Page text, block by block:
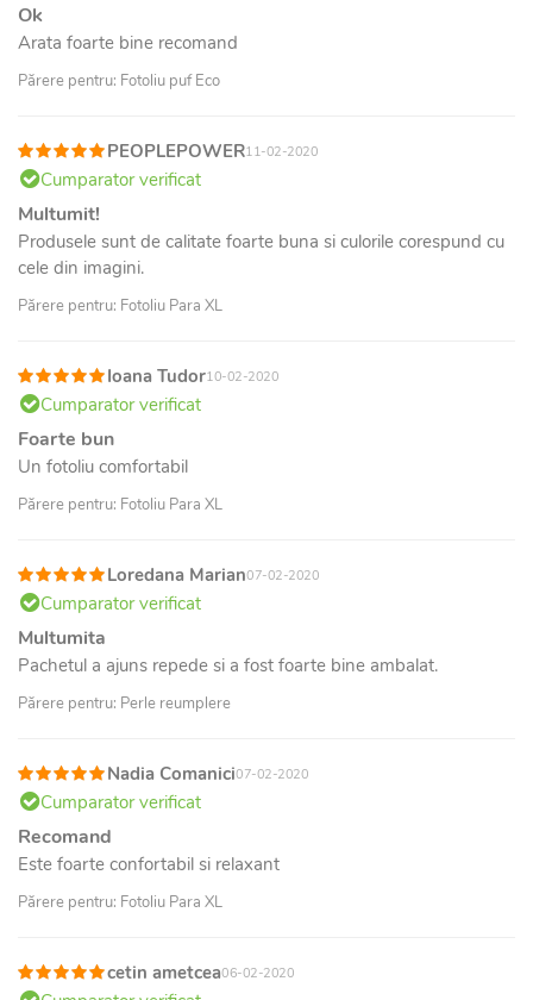
Ok
Arata foarte bine recomand
Părere pentru: Fotoliu puf Eco
PEOPLEPOWER11-02-2020
Cumparator verificat
Multumit!
Produsele sunt de calitate foarte buna si culorile corespund cu
cele din imagini.
Părere pentru: Fotoliu Para XL
Ioana Tudor10-02-2020
Cumparator verificat
Foarte bun
Un fotoliu comfortabil
Părere pentru: Fotoliu Para XL
Loredana Marian07-02-2020
Cumparator verificat
Multumita
Pachetul a ajuns repede si a fost foarte bine ambalat.
Părere pentru: Perle reumplere
Nadia Comanici07-02-2020
Cumparator verificat
Recomand
Este foarte confortabil si relaxant
Părere pentru: Fotoliu Para XL
cetin ametcea06-02-2020